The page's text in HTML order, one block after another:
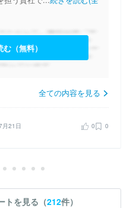
（無料）
全ての内容を見る
月21日 0 0
トを見る（212件）